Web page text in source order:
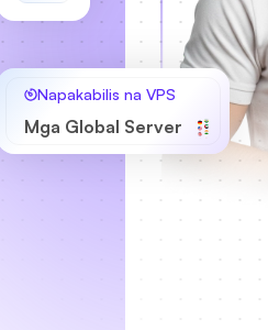
Napakabilis na VPS
Mga Global Server